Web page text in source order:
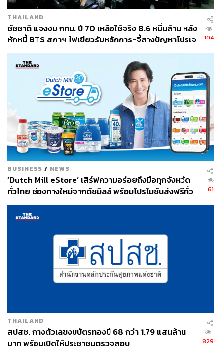
เฮย์เวิร์ด เฮส์ (Thomas Heyward Hays) นายแพทย์ชาว
อเมริกันก็ได้เดินทางเข้ามาเผยแผ่คริสต์ศาสนาพร้อมนำ
ความรู้ด้านวิชาการแพทย์มาสู่เมืองไทย ทั้งคู่ได้พบรักและ
แต่งงานกันในปี พ.ศ.2430 (ค.ศ.1887) หลังจากนั้นในปี
พ.ศ.2438 (ค.ศ.1895) นางเนียลสัน เฮส์ (Neilson Hays) (ชื่อ
หลังแต่งงานแล้ว) จึงได้เริ่มเข้ามาทำงานกับสมาคมห้อง
สมุดฯ จนได้รับคัดเลือกเป็นผู้อำนวยการและดูแลต่อเนื่อง
ยาวนานเรื่อยมาถึง 25 ปี
จนกระทั่งในปี พ.ศ.2463 (ค.ศ.1920) เธอได้เสียชีวิตด้วยโรค
อหิวาตกโรค การจากไปของภรรยาสุดที่รักคราวนั้นทำให้
สมุดนี้ขึ้นเพื่อเป็นอนุสรณ์สถานรำลึกถึงภรรยาและสดุดีใน
คุณความดีของเธอ โดยห้องสมุดเนียลสัน เฮส์ก่อตั้งขึ้นอย่าง
เป็นทางการในปี พ.ศ.2464 (ค.ศ.1921) และนับจากนั้นมาก็
THAILAND
ชัชชาติ แจงงบ กทม. ปี 70 เหลือใช้จริง 8.6 หมื่นล้าน หลัง
หักหนี้ BTS สภาฯ ไฟเขียวรับหลักการ-จี้สางปัญหาโปรเจ
กต์ล่าช้า
104
BUSINESS / NEWS
‘Dutch Mill eStore’ เสิร์ฟความอร่อยถึงมือทุกจังหวัด
ทั่วไทย ช่องทางใหม่จากดัชมิลล์ พร้อมโปรโมชันส่งฟรีทั่ว
ประเทศ ส่งไว สั่งก่อนเที่ยง ได้ของวันถัดไป ส่งสินค้าแบบ
เย็นตรงจากโรงงาน [ADVERTORIAL]
61
THAILAND
สปสช. กางตัวเลขงบบัตรทองปี 68 กว่า 1.79 แสนล้าน
บาท พร้อมเปิดให้ประชาชนตรวจสอบ
829